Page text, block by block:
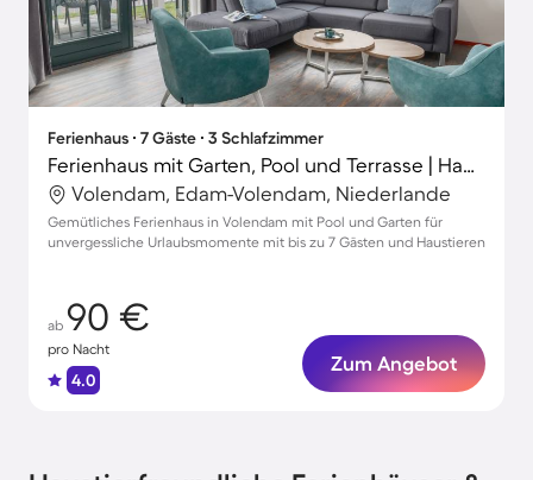
Ferienhaus ∙ 7 Gäste ∙ 3 Schlafzimmer
Ferienhaus mit Garten, Pool und Terrasse | Haustierfreundlich
Volendam, Edam-Volendam, Niederlande
Gemütliches Ferienhaus in Volendam mit Pool und Garten für
unvergessliche Urlaubsmomente mit bis zu 7 Gästen und Haustieren
ab 90 €
pro Nacht
4.0
Zum Angebot